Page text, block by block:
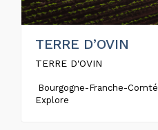
TERRE D’OVIN
TERRE D'OVIN
Bourgogne-Franche-Comté
Explore